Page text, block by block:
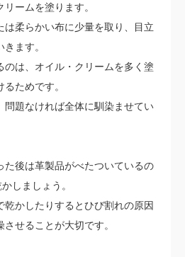
ームを塗ります。
は柔らかい布に少量を取り、目立
ます。
のは、オイル・クリームを多く塗
ためです。
問題なければ全体に馴染ませてい
た後は革製品がべたついているの
しましょう。
乾かしたりするとひび割れの原因
せることが大切です。